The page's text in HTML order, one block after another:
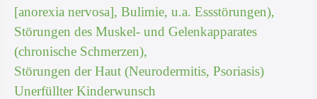
[anorexia nervosa], Bulimie, u.a. Essstörungen),
Störungen des Muskel- und Gelenkapparates
(chronische Schmerzen),
Störungen der Haut (Neurodermitis, Psoriasis)
Unerfüllter Kinderwunsch